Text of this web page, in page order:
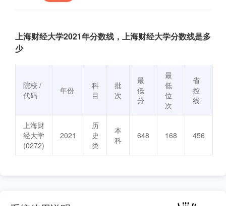
上海财经大学2021年分数线，上海财经大学分数线是多
少
院校 /
代码
年份
科
目
批
次
最
低
分
最
低
位
次
省
控
线
上海财
经大学
(0272)
2021
历
史
类
本
科
648 168 456